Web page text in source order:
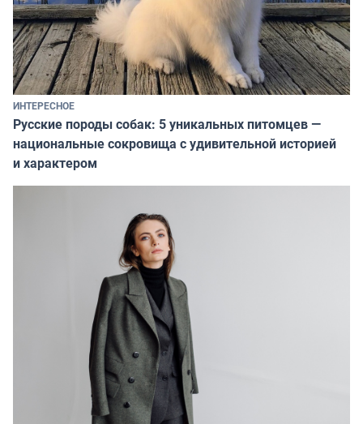
ИНТЕРЕСНОЕ
Русские породы собак: 5 уникальных питомцев —
национальные сокровища с удивительной историей
и характером